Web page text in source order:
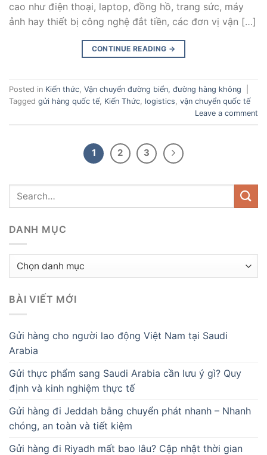
cao như điện thoại, laptop, đồng hồ, trang sức, máy
ảnh hay thiết bị công nghệ đắt tiền, các đơn vị vận […]
CONTINUE READING →
Posted in Kiến thức, Vận chuyển đường biển, đường hàng không
Tagged gửi hàng quốc tế, Kiến Thức, logistics, vận chuyển quốc tế
Leave a comment
1 2 3
DANH MỤC
Danh
BÀI VIẾT MỚI
Gửi hàng cho người lao động Việt Nam tại Saudi
Arabia
Gửi thực phẩm sang Saudi Arabia cần lưu ý gì? Quy
định và kinh nghiệm thực tế
Gửi hàng đi Jeddah bằng chuyển phát nhanh – Nhanh
chóng, an toàn và tiết kiệm
Gửi hàng đi Riyadh mất bao lâu? Cập nhật thời gian